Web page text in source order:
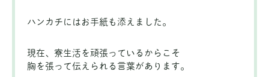
ハンカチにはお手紙も添えました。
現在、寮生活を頑張っているからこそ
胸を張って伝えられる言葉があります。